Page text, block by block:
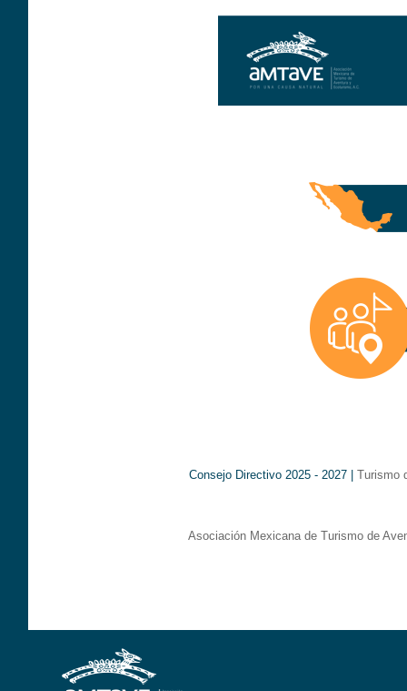
Consejo Directivo 2025 - 2027 | Turismo
Asociación Mexicana de Turismo de